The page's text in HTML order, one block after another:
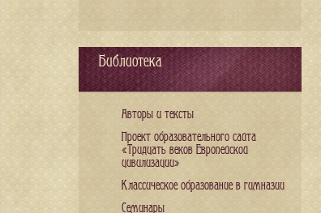
Библиотека
Авторы и тексты
Проект образовательного сайта
«Тридцать веков Европейской
цивилизации»
Классическое образование в гимназии
Семинары